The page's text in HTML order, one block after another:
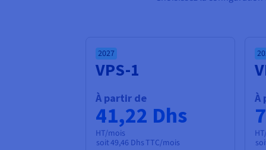
2027
VPS-1
À partir de
41,22 Dhs
HT/mois
soit49,46 DhsTTC/mois
À